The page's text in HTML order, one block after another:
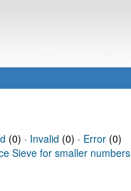
(0) · Invalid (0) · Error(0)
Sieve for smaller numbers